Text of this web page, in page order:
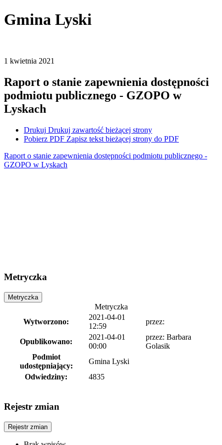
Gmina Lyski
1 kwietnia 2021
Raport o stanie zapewnienia dostępności
podmiotu publicznego - GZOPO w
Lyskach
Drukuj Drukuj zawartość bieżącej strony
Pobierz PDF Zapisz tekst bieżącej strony do PDF
Raport o stanie zapewnienia dostępności podmiotu publicznego -
GZOPO w Lyskach
Metryczka
Metryczka
Metryczka
Wytworzono:
2021-04-01
12:59
przez:
Opublikowano:
2021-04-01
00:00
przez: Barbara
Golasik
Podmiot
udostępniający:
Gmina Lyski
Odwiedziny:
4835
Rejestr zmian
Rejestr zmian